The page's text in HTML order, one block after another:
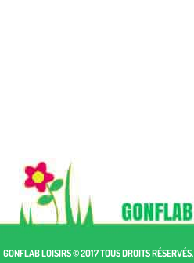
GONFLAB LOISIRS © 2017 TOUS DROITS RÉSERVÉS.